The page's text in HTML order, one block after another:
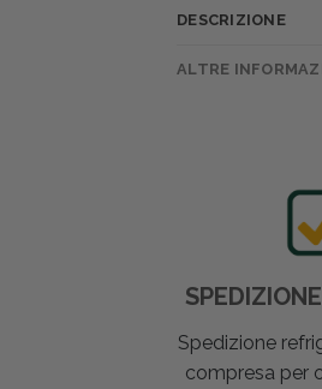
DESCRIZIONE
ALTRE
Spedizione
compresa per